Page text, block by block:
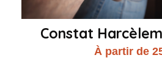
Constat
À partir de